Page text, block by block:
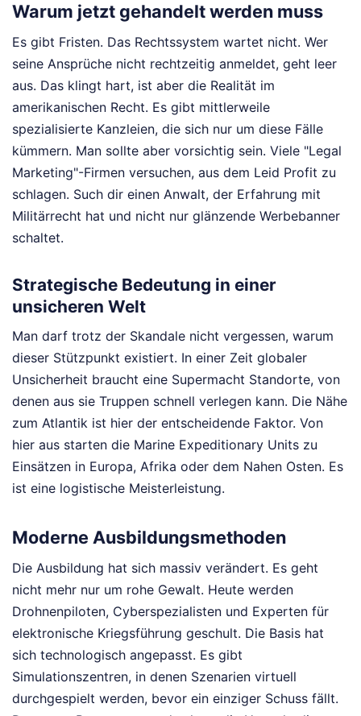
Warum jetzt gehandelt werden muss
Es gibt Fristen. Das Rechtssystem wartet nicht. Wer
seine Ansprüche nicht rechtzeitig anmeldet, geht leer
aus. Das klingt hart, ist aber die Realität im
amerikanischen Recht. Es gibt mittlerweile
spezialisierte Kanzleien, die sich nur um diese Fälle
kümmern. Man sollte aber vorsichtig sein. Viele "Legal
Marketing"-Firmen versuchen, aus dem Leid Profit zu
schlagen. Such dir einen Anwalt, der Erfahrung mit
Militärrecht hat und nicht nur glänzende Werbebanner
schaltet.
Strategische Bedeutung in einer
unsicheren Welt
Man darf trotz der Skandale nicht vergessen, warum
dieser Stützpunkt existiert. In einer Zeit globaler
Unsicherheit braucht eine Supermacht Standorte, von
denen aus sie Truppen schnell verlegen kann. Die Nähe
zum Atlantik ist hier der entscheidende Faktor. Von
hier aus starten die Marine Expeditionary Units zu
Einsätzen in Europa, Afrika oder dem Nahen Osten. Es
ist eine logistische Meisterleistung.
Moderne Ausbildungsmethoden
Die Ausbildung hat sich massiv verändert. Es geht
nicht mehr nur um rohe Gewalt. Heute werden
Drohnenpiloten, Cyberspezialisten und Experten für
elektronische Kriegsführung geschult. Die Basis hat
sich technologisch angepasst. Es gibt
Simulationszentren, in denen Szenarien virtuell
durchgespielt werden, bevor ein einziger Schuss fällt.